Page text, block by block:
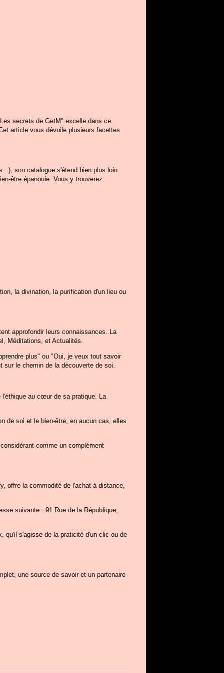
secrets de GetM" excelle dans ce
article vous dévoile plusieurs facettes
son catalogue s'étend bien plus loin
être épanouie. Vous y trouverez
la divination, la purification d'un lieu ou
approfondir leurs connaissances. La
Méditations, et Actualités.
plus" ou "Oui, je veux tout savoir
le chemin de la découverte de soi.
l'éthique au cœur de sa pratique. La
de soi et le bien-être, en aucun cas, elles
comme un complément
offre la commodité de l'achat à distance,
suivante : 91 Rue de la République,
qu'il s'agisse de la praticité d'un clic ou de
une source de savoir et un partenaire